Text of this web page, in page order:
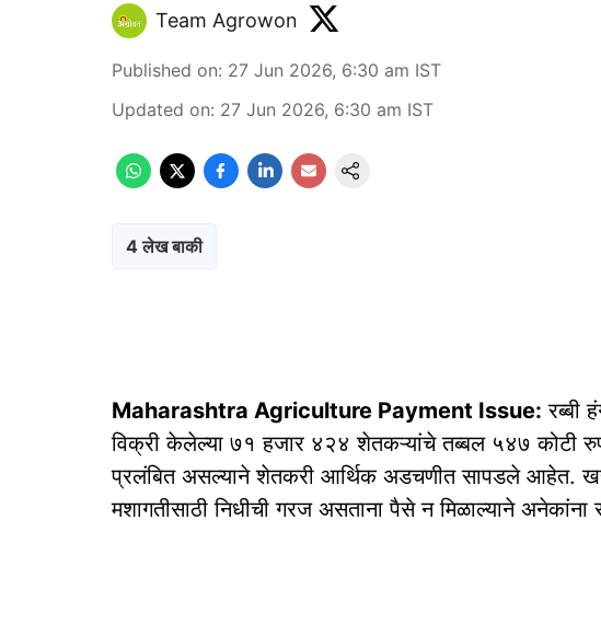
Team Agrowon
Published on: 27 Jun 2026, 6:30 am IST
Updated on: 27 Jun 2026, 6:30 am IST
4 लेख बाकी
Maharashtra Agriculture Payment Issue: रब्बी
विक्री केलेल्या ७१ हजार ४२४ शेतकऱ्यांचे तब्बल ५४७ कोटी
प्रलंबित असल्याने शेतकरी आर्थिक अडचणीत सापडले आहेत.
मशागतीसाठी निधीची गरज असताना पैसे न मिळाल्याने